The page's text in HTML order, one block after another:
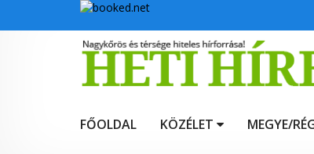
FŐOLDAL KÖZÉLET MEGYE/